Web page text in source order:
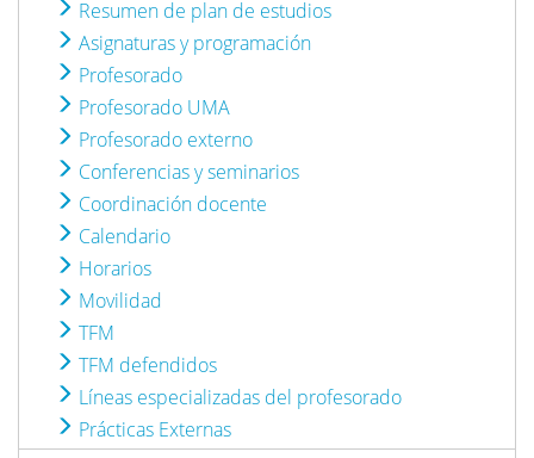
Resumen de plan de estudios
Asignaturas y programación
Profesorado
Profesorado UMA
Profesorado externo
Conferencias y seminarios
Coordinación docente
Calendario
Horarios
Movilidad
TFM
TFM defendidos
Líneas especializadas del profesorado
Prácticas Externas